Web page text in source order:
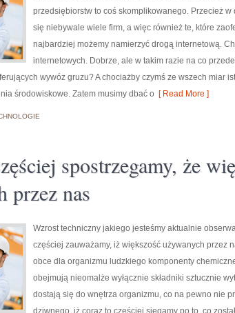
przedsiębiorstw to coś skomplikowanego. Przecież
się niebywale wiele firm, a więc również te, które
najbardziej możemy namierzyć drogą internetową.
internetowych. Dobrze, ale w takim razie na co
wywóz gruzu? A chociażby czymś ze wszech miar
środowiskowe. Zatem musimy dbać o [ Read More ]
spostrzegamy, że
przez nas
Wzrost techniczny jakiego jesteśmy aktualnie
częściej zauważamy, iż większość używanych przez
obce dla organizmu ludzkiego komponenty
obejmują nieomalże wyłącznie składniki sztucznie
dostają się do wnętrza organizmu, co na pewno nie
dziwnego, iż coraz to częściej sięgamy po to, co